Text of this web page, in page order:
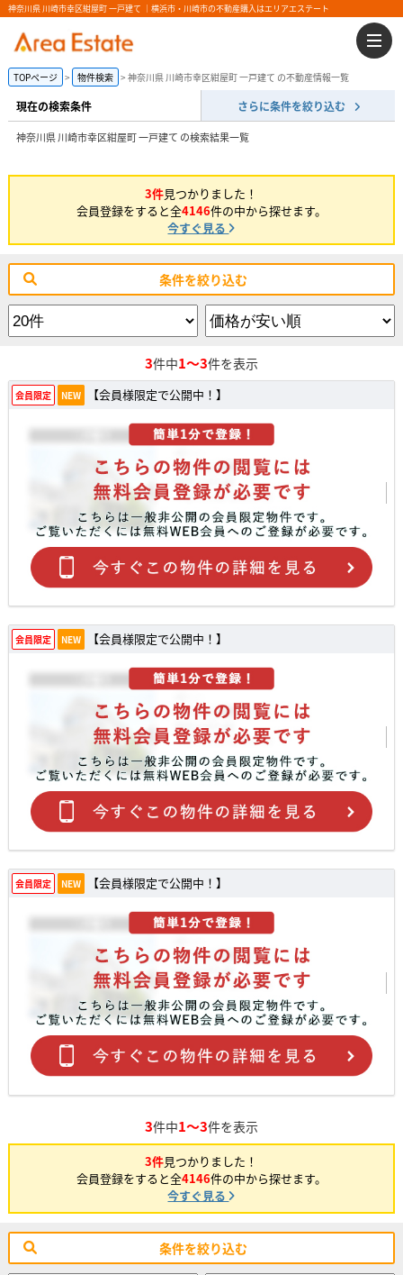
神奈川県 川崎市幸区紺屋町 一戸建て ｜横浜市・川崎市の不動産購入はエリアエステート
TOPページ 物件検索 神奈川県 川崎市幸区紺屋町 一戸建て の不動産情報一覧
現在の検索条件 さらに条件を絞り込む
神奈川県 川崎市幸区紺屋町 一戸建て の検索結果一覧
3件見つかりました！
会員登録をすると全4146件の中から探せます。
今すぐ見る
条件を絞り込む
3件中1～3件を表示
会員限定 NEW 【会員様限定で公開中！】
会員限定 NEW 【会員様限定で公開中！】
会員限定 NEW 【会員様限定で公開中！】
3件中1～3件を表示
3件見つかりました！
会員登録をすると全4146件の中から探せます。
今すぐ見る
条件を絞り込む